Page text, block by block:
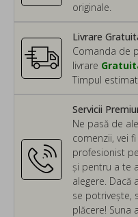
originale.
Servicii
Ne pasă de
comenzii, vei
profesionist
și pentru a te
alegere. Dacă
se potrivește,
plăcere! Suna
Livrare
Comanda de
livrare
Timpul